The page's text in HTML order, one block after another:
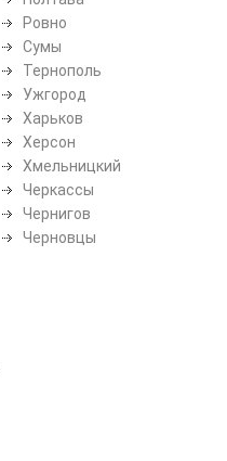
Ровно
Сумы
Тернополь
Ужгород
Харьков
Херсон
Хмельницкий
Черкассы
Чернигов
Черновцы